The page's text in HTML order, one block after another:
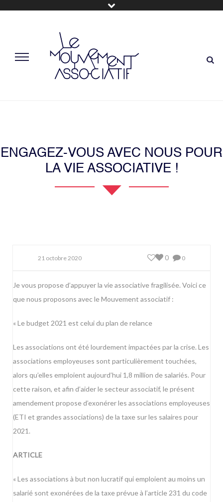
ENGAGEZ-VOUS AVEC NOUS POUR
LA VIE ASSOCIATIVE !
21 octobre 2020 0
0
Je vous propose d’appuyer la vie associative fragilisée. Voici ce
que nous proposons avec le Mouvement associatif :
« Le budget 2021 est celui du plan de relance
Les associations ont été lourdement impactées par la crise. Les
associations employeuses sont particulièrement touchées,
alors qu’elles emploient aujourd’hui 1,8 million de salariés. Pour
cette raison, et afin d’aider le secteur associatif, le présent
amendement propose d’exonérer les associations employeuses
(ETI et grandes associations) de la taxe sur les salaires pour
2021.
ARTICLE
« Les associations à but non lucratif qui emploient au moins un
salarié sont exonérées de la taxe prévue à l’article 231 du code